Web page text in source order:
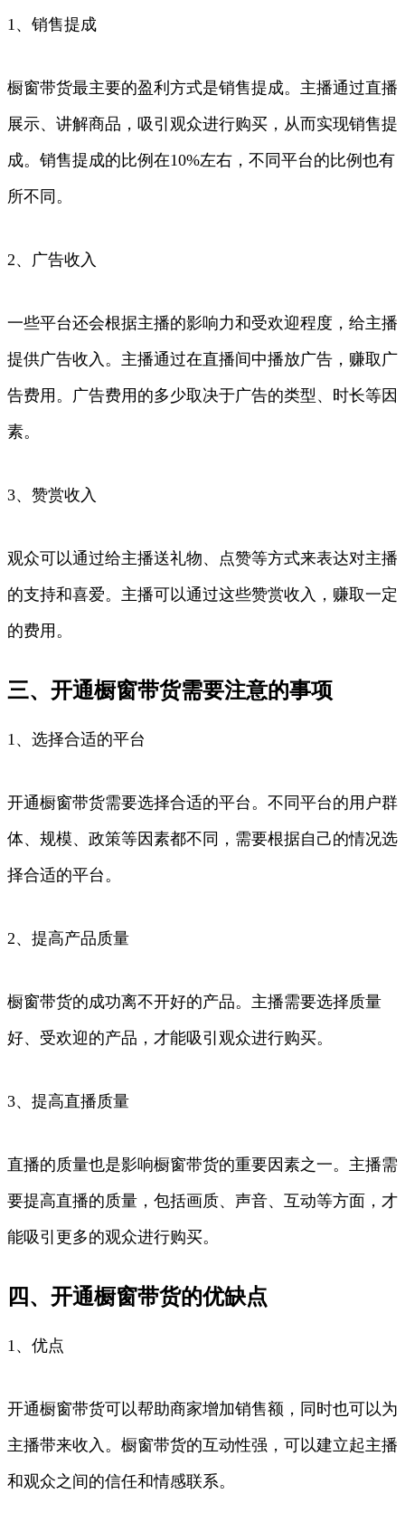
1、销售提成
橱窗带货最主要的盈利方式是销售提成。主播通过直播
展示、讲解商品，吸引观众进行购买，从而实现销售提
成。销售提成的比例在10%左右，不同平台的比例也有
所不同。
2、广告收入
一些平台还会根据主播的影响力和受欢迎程度，给主播
提供广告收入。主播通过在直播间中播放广告，赚取广
告费用。广告费用的多少取决于广告的类型、时长等因
素。
3、赞赏收入
观众可以通过给主播送礼物、点赞等方式来表达对主播
的支持和喜爱。主播可以通过这些赞赏收入，赚取一定
的费用。
三、开通橱窗带货需要注意的事项
1、选择合适的平台
开通橱窗带货需要选择合适的平台。不同平台的用户群
体、规模、政策等因素都不同，需要根据自己的情况选
择合适的平台。
2、提高产品质量
橱窗带货的成功离不开好的产品。主播需要选择质量
好、受欢迎的产品，才能吸引观众进行购买。
3、提高直播质量
直播的质量也是影响橱窗带货的重要因素之一。主播需
要提高直播的质量，包括画质、声音、互动等方面，才
能吸引更多的观众进行购买。
四、开通橱窗带货的优缺点
1、优点
开通橱窗带货可以帮助商家增加销售额，同时也可以为
主播带来收入。橱窗带货的互动性强，可以建立起主播
和观众之间的信任和情感联系。